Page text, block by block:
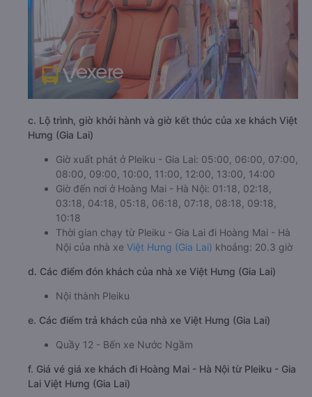
c. Lộ trình, giờ khởi hành và giờ kết thúc của xe khách Việt
Hưng (Gia Lai)
Giờ xuất phát ở Pleiku - Gia Lai: 05:00, 06:00, 07:00,
08:00, 09:00, 10:00, 11:00, 12:00, 13:00, 14:00
Giờ đến nơi ở Hoàng Mai - Hà Nội: 01:18, 02:18,
03:18, 04:18, 05:18, 06:18, 07:18, 08:18, 09:18,
10:18
Thời gian chạy từ Pleiku - Gia Lai đi Hoàng Mai - Hà
Nội của nhà xe Việt Hưng (Gia Lai) khoảng: 20.3 giờ
d. Các điểm đón khách của nhà xe Việt Hưng (Gia Lai)
Nội thành Pleiku
e. Các điểm trả khách của nhà xe Việt Hưng (Gia Lai)
Quầy 12 - Bến xe Nước Ngầm
f. Giá vé giá xe khách đi Hoàng Mai - Hà Nội từ Pleiku - Gia
Lai Việt Hưng (Gia Lai)